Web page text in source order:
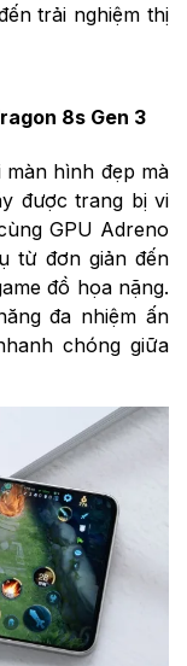
trải nghiệm thị
8s Gen 3
hình đẹp mà
được trang bị vi
GPU Adreno
từ đơn giản đến
đồ họa nặng.
đa nhiệm ấn
chóng giữa